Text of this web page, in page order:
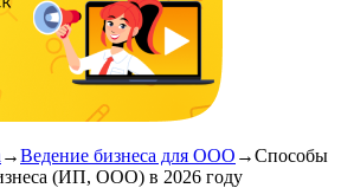
→Ведение бизнеса для ООО →Способы
(ИП, ООО) в 2026 году